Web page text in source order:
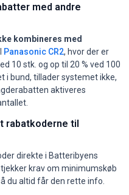
med andre
kombineres med
Panasonic CR2, hvor der er
10 stk. og op til 20 % ved 100
i bund, tillader systemet ikke,
aktiveres
rabatkoderne til
direkte i Batteribyens
krav om minimumskøb
du altid får den rette info.